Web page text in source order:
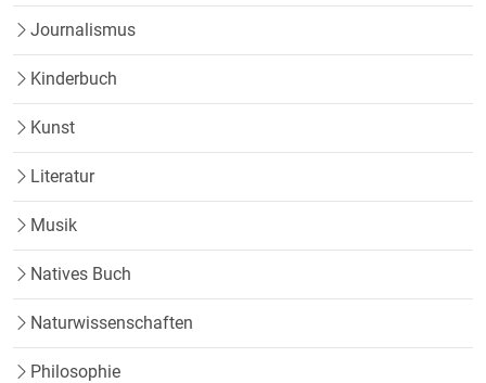
Journalismus
Kinderbuch
Kunst
Literatur
Musik
Natives Buch
Naturwissenschaften
Philosophie